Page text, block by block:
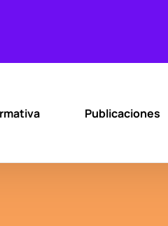
Publicaciones